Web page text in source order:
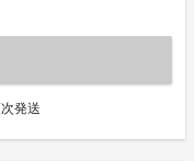
発送